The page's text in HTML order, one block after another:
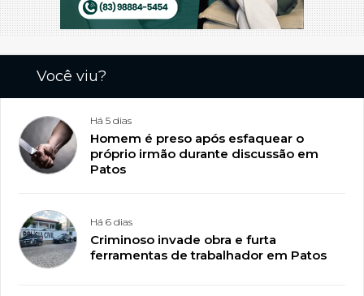
Você viu?
Há 5 dias
Homem é preso após esfaquear o
próprio irmão durante discussão em
Patos
Há 6 dias
Criminoso invade obra e furta
ferramentas de trabalhador em Patos